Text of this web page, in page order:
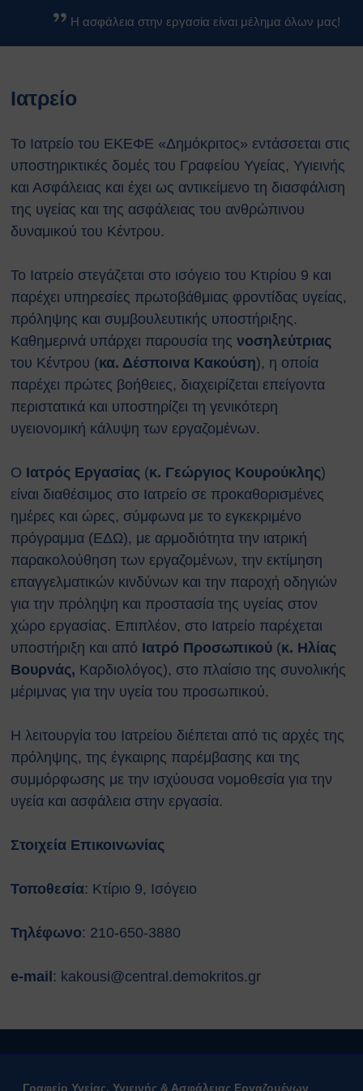
Βασικοί Κανόνες Ασφαλείας
Κανονισμός Βιολογικών
Εργαστηρίων
Κανονισμός Ακτινοπροστασίας
Κανονισμός Αθλητικών
Σχέδια Έκτακτης Ανάγκης
Σχέδιο Εκκένωσης του
κέντρου ΕΚΕΦΕ
“Δημόκριτος”
Σχέδιο Εκκένωσης
Κτιρίων
Συνοπτικοί Οδηγοί ΥΑΕ
Ακτινοβολία
Βιολογικοί παράγοντες
Kινδύνου
Εργονομία
Ηλεκτρικός Κίνδυνος
Μέσα Ατομικής Προστασίας
Πυροπροστασία
Χημικές Ουσίες
Οδηγίες για Επισκέπτες
Safety and Security Information
for Visitors
Είσοδος Εκπαιδευόμενου
Συνεργάτη
ΕΚΠΑΙΔΕΥΣΗ
Πρώτες Βοήθειες
αναζωογόνησης (ΚΑΡΠΑ) και
κοιλιακής ώθησης (λαβή
Χάιμλιχ)
Σήμανση και Σύμβολα
Βιολογική Ασφάλεια
Ασφάλεια στη χρήση εξοπλισμού
Ασφαλείς μετακινήσεις
Ασφαλής συντήρηση
Εργασίες σε ύψος
Εθνική Νομοθεσία
Η ασφάλεια στην εργασία είναι μέλημα όλων μας!
Ιατρείο
Το Ιατρείο του ΕΚΕΦΕ «Δημόκριτος» εντάσσεται στις
υποστηρικτικές δομές του Γραφείου Υγείας, Υγιεινής
και Ασφάλειας και έχει ως αντικείμενο τη διασφάλιση
της υγείας και της ασφάλειας του ανθρώπινου
δυναμικού του Κέντρου.
Το Ιατρείο στεγάζεται στο ισόγειο του Κτιρίου 9 και
παρέχει υπηρεσίες πρωτοβάθμιας φροντίδας υγείας,
πρόληψης και συμβουλευτικής υποστήριξης.
Καθημερινά υπάρχει παρουσία τηςνοσηλεύτριας
του Κέντρου (κα. Δέσποινα Κακούση), η οποία
παρέχει πρώτες βοήθειες, διαχειρίζεται επείγοντα
περιστατικά και υποστηρίζει τη γενικότερη
υγειονομική κάλυψη των εργαζομένων.
Ο Ιατρός Εργασίας (κ. Γεώργιος Κουρούκλης)
είναι διαθέσιμος στο Ιατρείο σε προκαθορισμένες
ημέρες και ώρες, σύμφωνα με το εγκεκριμένο
πρόγραμμα (ΕΔΩ), με αρμοδιότητα την ιατρική
παρακολούθηση των εργαζομένων, την εκτίμηση
επαγγελματικών κινδύνων και την παροχή οδηγιών
για την πρόληψη και προστασία της υγείας στον
χώρο εργασίας. Επιπλέον, στο Ιατρείο παρέχεται
υποστήριξη και από Ιατρό Προσωπικού (κ. Ηλίας
Βουρνάς, Καρδιολόγος), στο πλαίσιο της συνολικής
μέριμνας για την υγεία του προσωπικού.
Η λειτουργία του Ιατρείου διέπεται από τις αρχές της
πρόληψης, της έγκαιρης παρέμβασης και της
συμμόρφωσης με την ισχύουσα νομοθεσία για την
υγεία και ασφάλεια στην εργασία.
Στοιχεία Επικοινωνίας
Τοποθεσία: Κτίριο 9, Ισόγειο
Τηλέφωνο: 210-650-3880
e-mail: kakousi@central.demokritos.gr
Γραφείο Υγείας, Υγιεινής & Ασφάλειας Εργαζομένων